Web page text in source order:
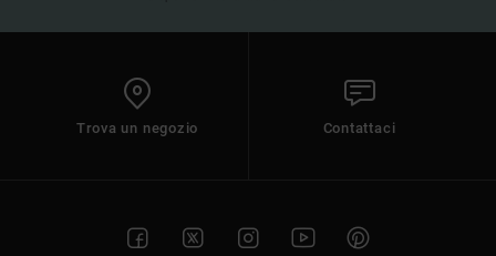
Trova un negozio Contattaci